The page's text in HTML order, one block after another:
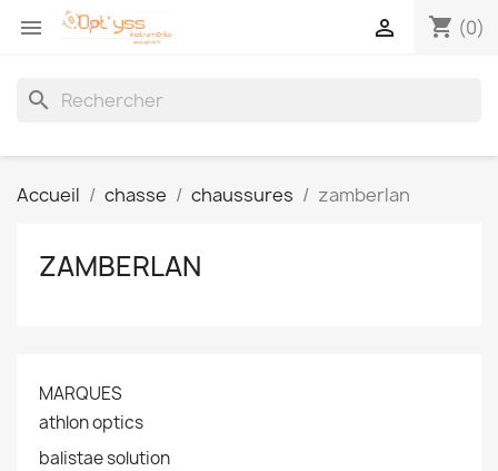
 shopping_cart (0)

search
Accueil chasse chaussures zamberlan
ZAMBERLAN
MARQUES
athlon optics
balistae solution